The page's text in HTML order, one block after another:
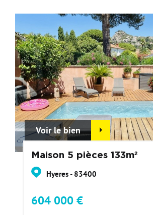
Voir le bien
Maison 5 pièces 133m²
Hyeres - 83400
604 000 €